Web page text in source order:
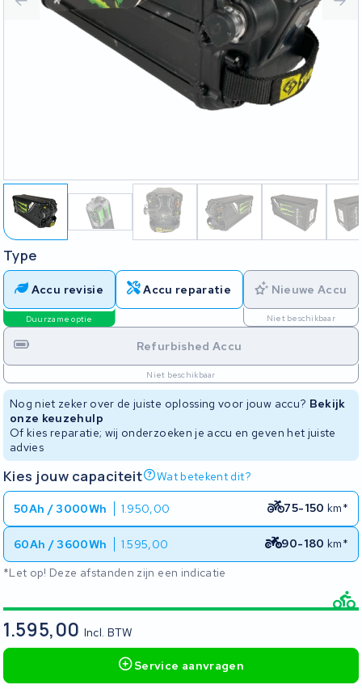
Type
Accu revisie
Duurzame optie
Accu reparatie Nieuwe Accu
Niet beschikbaar
Refurbished Accu
Niet beschikbaar
Nog niet zeker over de juiste oplossing voor jouw accu? Bekijk
onze keuzehulp
Of kies reparatie; wij onderzoeken je accu en geven het juiste
advies
Kies jouw capaciteit Wat betekent dit?
50Ah / 3000Wh 1.950,00 75-150 km*
60Ah / 3600Wh 1.595,00 90-180 km*
*Let op! Deze afstanden zijn een indicatie
1.595,00 Incl. BTW
Service aanvragen